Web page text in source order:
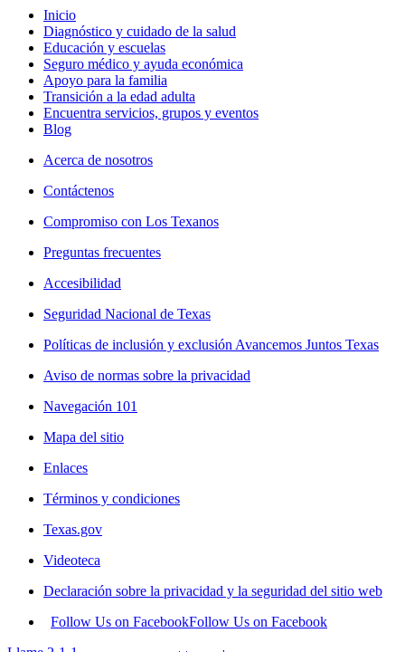
Inicio
Diagnóstico y cuidado de la salud
Educación y escuelas
Seguro médico y ayuda económica
Apoyo para la familia
Transición a la edad adulta
Encuentra servicios, grupos y eventos
Blog
Acerca de nosotros
Contáctenos
Compromiso con Los Texanos
Preguntas frecuentes
Accesibilidad
Seguridad Nacional de Texas
Políticas de inclusión y exclusión Avancemos Juntos Texas
Aviso de normas sobre la privacidad
Navegación 101
Mapa del sitio
Enlaces
Términos y condiciones
Texas.gov
Videoteca
Declaración sobre la privacidad y la seguridad del sitio web
Follow Us on FacebookFollow Us on Facebook